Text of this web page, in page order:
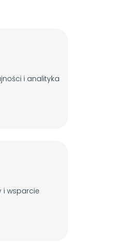
i analityka
i wsparcie